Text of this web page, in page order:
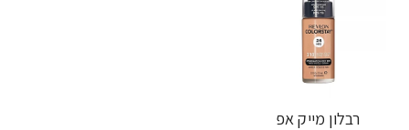
רבלון מייק אפ